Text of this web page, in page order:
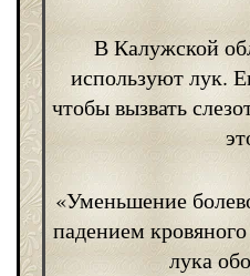
В Калужской
используют лук.
чтобы вызвать
«Уменьшение
падением
лука